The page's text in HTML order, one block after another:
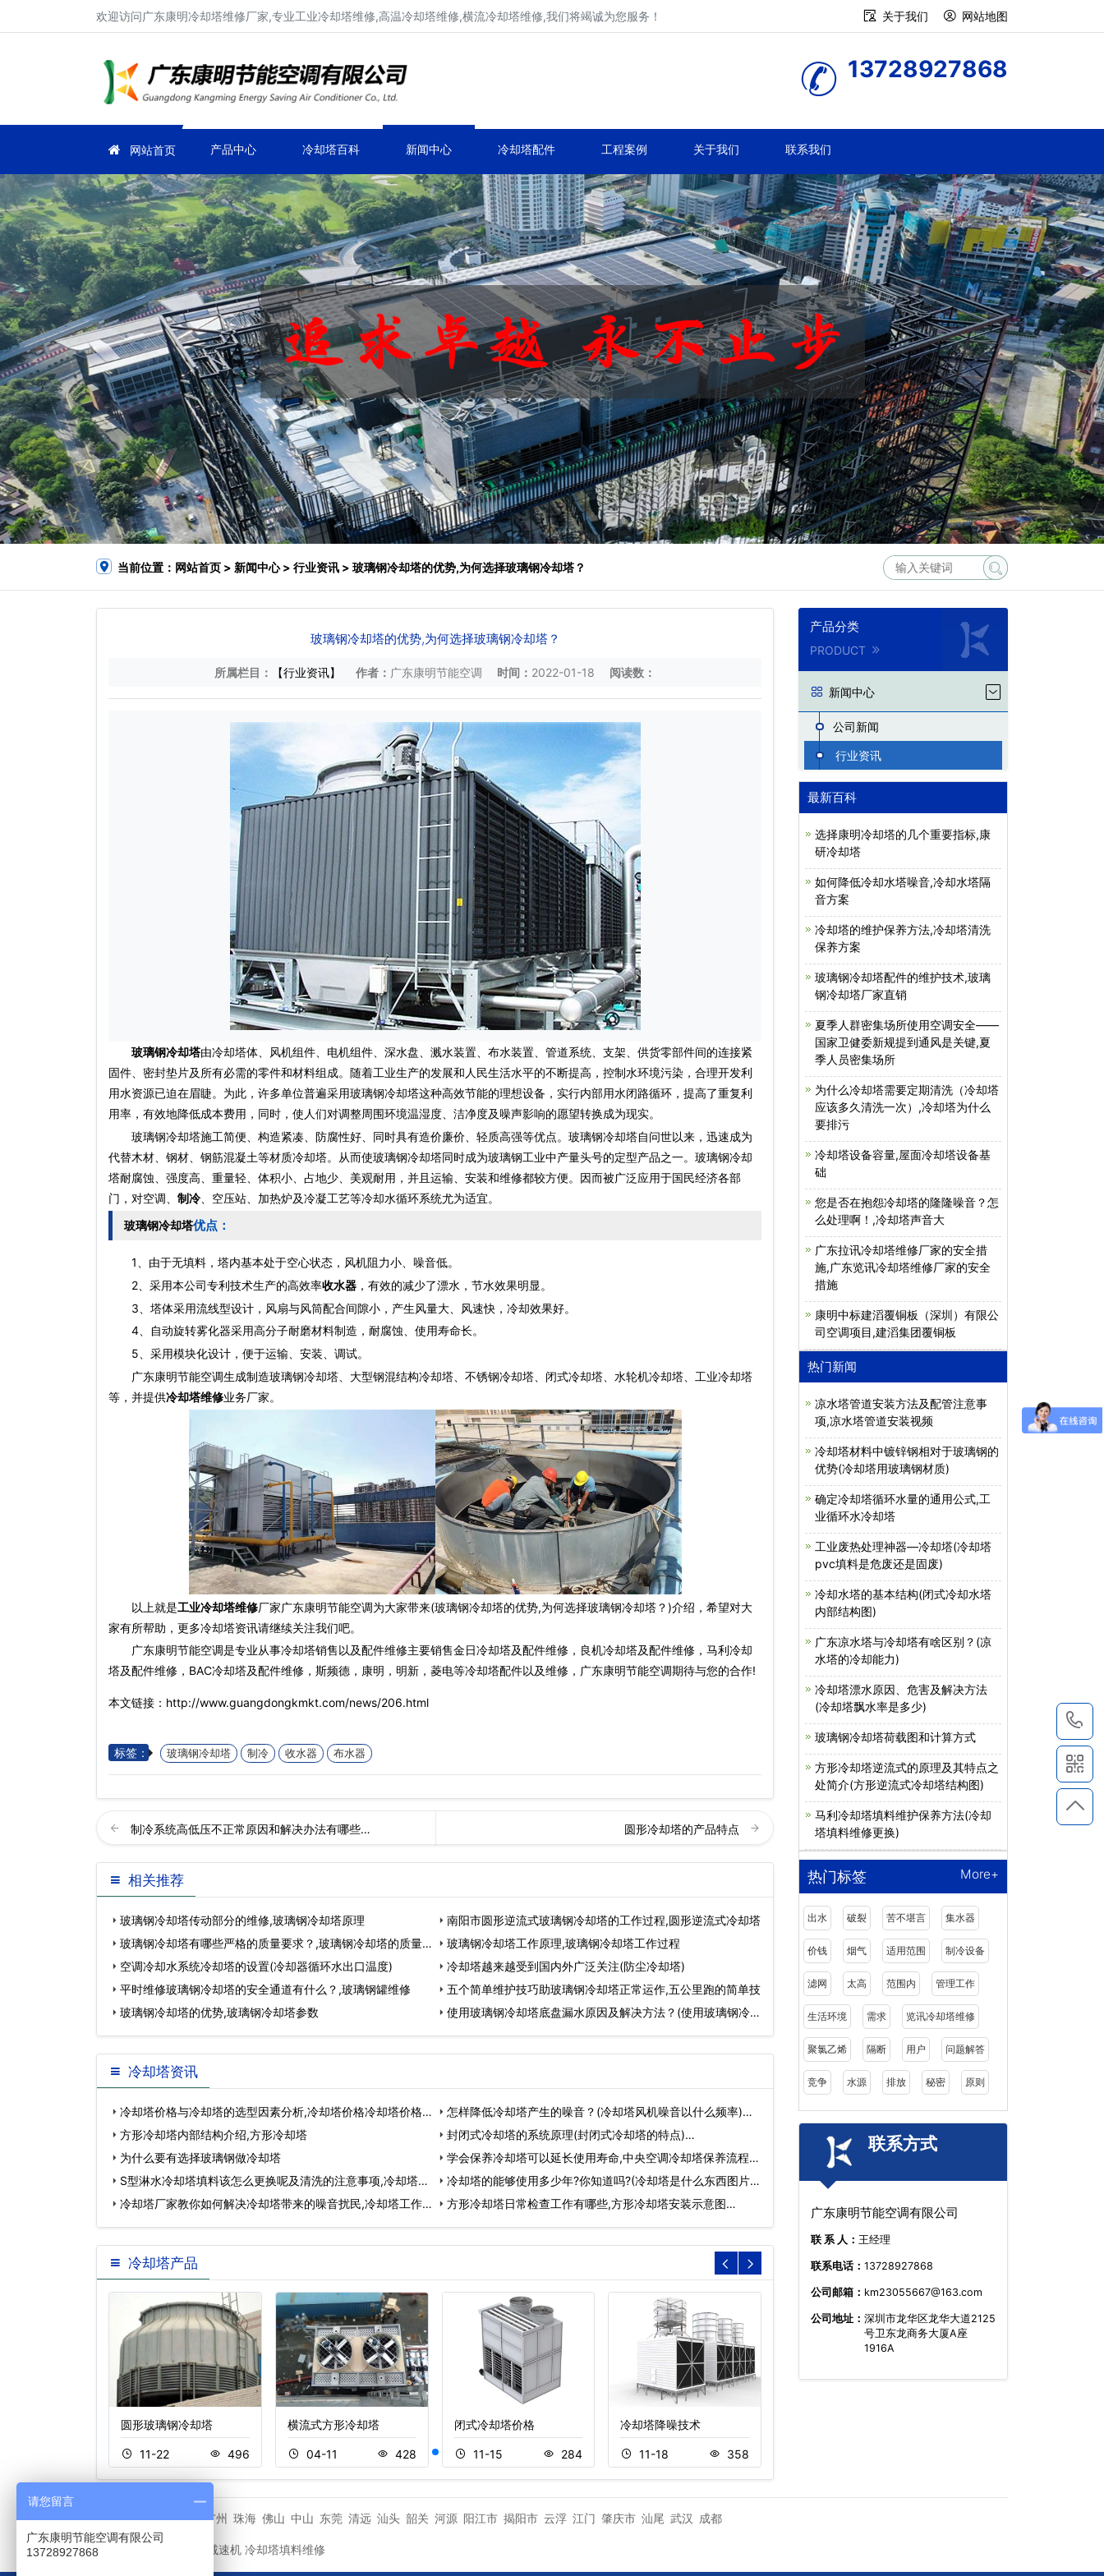
欢迎访问广东康明冷却塔维修厂家,专业工业冷却塔维修,高温冷却塔维修,横流冷却塔维修,我们将竭诚为您服务！ 关于我们 网站地图
13728927868
网站首页 产品中心 冷却塔百科 新闻中心 冷却塔配件 工程案例 关于我们 联系我们
当前位置： 网站首页 > 新闻中心> 行业资讯 > 玻璃钢冷却塔的优势,为何选择玻璃钢冷却塔？
玻璃钢冷却塔的优势,为何选择玻璃钢冷却塔？
所属栏目： 【行业资讯】 作者： 广东康明节能空调 时间： 2022-01-18 阅读数：
玻璃钢冷却塔由冷却塔体、风机组件、电机组件、深水盘、溅水装置、布水装置、管道系统、支架、供货零部件间的连接紧
固件、密封垫片及所有必需的零件和材料组成。随着工业生产的发展和人民生活水平的不断提高，控制水环境污染，合理开发利
用水资源已迫在眉睫。为此，许多单位普遍采用玻璃钢冷却塔这种高效节能的理想设备，实行内部用水闭路循环，提高了重复利
用率，有效地降低成本费用，同时，使人们对调整周围环境温湿度、洁净度及噪声影响的愿望转换成为现实。
玻璃钢冷却塔施工简便、构造紧凑、防腐性好、同时具有造价廉价、轻质高强等优点。 玻璃钢冷却塔自问世以来，迅速成为
代替木材、钢材、钢筋混凝土等材质冷却塔。从而使玻璃钢冷却塔同时成为玻璃钢工业中产量头号的定型产品之一。 玻璃钢冷却
塔耐腐蚀、强度高、重量轻、体积小、占地少、美观耐用，并且运输、安装和维修都较方便。因而被广泛应用于国民经济各部
门，对空调、 制冷、空压站、加热炉及冷凝工艺等冷却水循环系统尤为适宜。
玻璃钢冷却塔优点：
1、由于无填料，塔内基本处于空心状态，风机阻力小、噪音低。
2、采用本公司专利技术生产的高效率收水器 ，有效的减少了漂水，节水效果明显。
3、塔体采用流线型设计，风扇与风筒配合间隙小，产生风量大、风速快，冷却效果好。
4、自动旋转雾化器采用高分子耐磨材料制造，耐腐蚀、使用寿命长。
5、采用模块化设计，便于运输、安装、调试。
广东康明节能空调生成制造玻璃钢冷却塔 、大型钢混结构冷却塔、不锈钢冷却塔、 闭式冷却塔 、水轮机冷却塔、 工业冷却塔
等，并提供冷却塔维修业务厂家。
以上就是工业冷却塔维修厂家广东康明节能空调为大家带来(玻璃钢冷却塔的优势,为何选择玻璃钢冷却塔？)介绍，希望对大
家有所帮助，更多冷却塔资讯请继续关注我们吧。
广东康明节能空调是专业从事冷却塔销售以及配件维修主要销售金日冷却塔及配件维修，良机冷却塔及配件维修，马利冷却
塔及配件维修，BAC冷却塔及配件维修，斯频德，康明，明新，菱电等冷却塔配件以及维修，广东康明节能空调期待与您的合作!
本文链接：http://www.guangdongkmkt.com/news/206.html
标签： 玻璃钢冷却塔 制冷 收水器 布水器
制冷系统高低压不正常原因和解决办法有哪些… 圆形冷却塔的产品特点
相关推荐
玻璃钢冷却塔传动部分的维修,玻璃钢冷却塔原理
南阳市圆形逆流式玻璃钢冷却塔的工作过程,圆形逆流式冷却塔
玻璃钢冷却塔有哪些严格的质量要求？,玻璃钢冷却塔的质量怎
么
玻璃钢冷却塔工作原理,玻璃钢冷却塔工作过程
空调冷却水系统冷却塔的设置(冷却器循环水出口温度)
冷却塔越来越受到国内外广泛关注(防尘冷却塔)
平时维修玻璃钢冷却塔的安全通道有什么？,玻璃钢罐维修
五个简单维护技巧助玻璃钢冷却塔正常运作,五公里跑的简单技
玻璃钢冷却塔的优势,玻璃钢冷却塔参数
使用玻璃钢冷却塔底盘漏水原因及解决方法？(使用玻璃钢冷却
塔
冷却塔资讯
冷却塔价格与冷却塔的选型因素分析,冷却塔价格冷却塔价格
多…
怎样降低冷却塔产生的噪音？(冷却塔风机噪音以什么频率)…
方形冷却塔内部结构介绍,方形冷却塔
封闭式冷却塔的系统原理(封闭式冷却塔的特点)…
为什么要有选择玻璃钢做冷却塔
学会保养冷却塔可以延长使用寿命,中央空调冷却塔保养流程…
S型淋水冷却塔填料该怎么更换呢及清洗的注意事项,冷却塔
不…
冷却塔的能够使用多少年?你知道吗?(冷却塔是什么东西图片)
…
冷却塔厂家教你如何解决冷却塔带来的噪音扰民​,冷却塔工作… 方形冷却塔日常检查工作有哪些,方形冷却塔安装示意图…
冷却塔产品
圆形玻璃钢冷却塔
11-22 496
横流式方形冷却塔
04-11 428
闭式冷却塔价格
11-15 284
冷却塔降噪技术
11-18 358
产品分类
PRODUCT
新闻中心
公司新闻
行业资讯
最新百科
选择康明冷却塔的几个重要指标,康
研冷却塔
如何降低冷却水塔噪音,冷却水塔隔
音方案
冷却塔的维护保养方法,冷却塔清洗
保养方案
玻璃钢冷却塔配件的维护技术,玻璃
钢冷却塔厂家直销
夏季人群密集场所使用空调安全——
国家卫健委新规提到通风是关键,夏
季人员密集场所
为什么冷却塔需要定期清洗（冷却塔
应该多久清洗一次）,冷却塔为什么
要排污
冷却塔设备容量,屋面冷却塔设备基
础
您是否在抱怨冷却塔的隆隆噪音？怎
么处理啊！,冷却塔声音大
广东拉讯冷却塔维修厂家的安全措
施,广东览讯冷却塔维修厂家的安全
措施
康明中标建滔覆铜板（深圳）有限公
司空调项目,建滔集团覆铜板
热门新闻
凉水塔管道安装方法及配管注意事
项,凉水塔管道安装视频
冷却塔材料中镀锌钢相对于玻璃钢的
优势(冷却塔用玻璃钢材质)
确定冷却塔循环水量的通用公式,工
业循环水冷却塔
工业废热处理神器—冷却塔(冷却塔
pvc填料是危废还是固废)
冷却水塔的基本结构(闭式冷却水塔
内部结构图)
广东凉水塔与冷却塔有啥区别？(凉
水塔的冷却能力)
冷却塔漂水原因、危害及解决方法
(冷却塔飘水率是多少)
玻璃钢冷却塔荷载图和计算方式
方形冷却塔逆流式的原理及其特点之
处简介(方形逆流式冷却塔结构图)
马利冷却塔填料维护保养方法(冷却
塔填料维修更换)
热门标签 More+
出水 破裂 苦不堪言 集水器
价钱 烟气 适用范围 制冷设备
滤网 太高 范围内 管理工作
生活环境 需求 览讯冷却塔维修
聚氯乙烯 隔断 用户 问题解答
竞争 水源 排放 秘密 原则
联系方式
广东康明节能空调有限公司
联 系 人： 王经理
联系电话： 13728927868
公司邮箱： km23055667@163.com
公司地址： 深圳市龙华区龙华大道2125
号卫东龙商务大厦A座
1916A
城市分站 深圳 广州 珠海 佛山 中山 东莞 清远 汕头 韶关 河源 阳江市 揭阳市 云浮 江门 肇庆市 汕尾 武汉 成都
冷却塔减速机 冷却塔填料维修
请您留言
广东康明节能空调有限公司
13728927868